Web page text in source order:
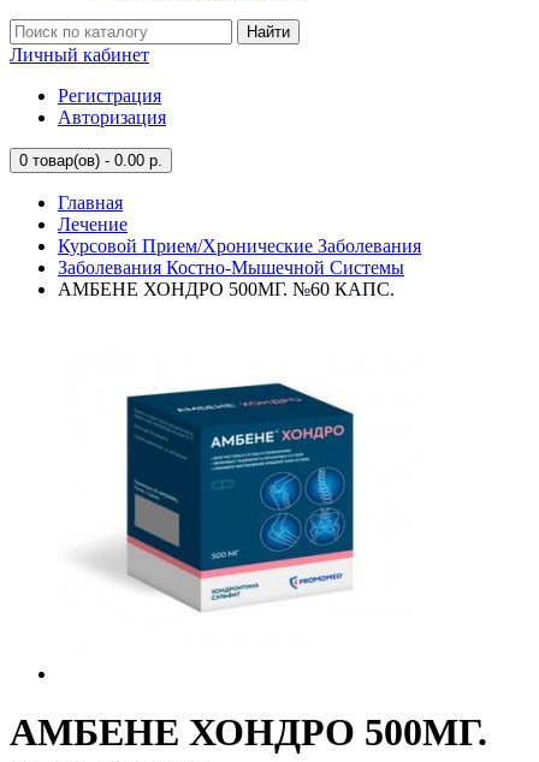
Найти
Личный кабинет
Регистрация
Авторизация
0 товар(ов) - 0.00 р.
Главная
Лечение
Курсовой Прием/Хронические Заболевания
Заболевания Костно-Мышечной Системы
АМБЕНЕ ХОНДРО 500МГ. №60 КАПС.
АМБЕНЕ ХОНДРО 500МГ.